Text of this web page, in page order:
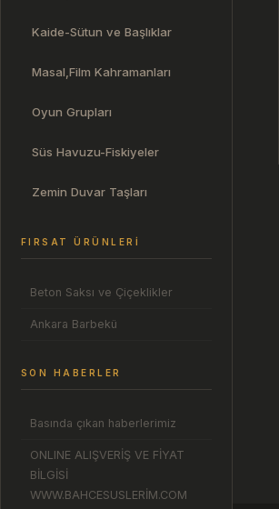
Kaide-Sütun ve Başlıklar
Masal,Film Kahramanları
Oyun Grupları
Süs Havuzu-Fiskiyeler
Zemin Duvar Taşları
FIRSAT ÜRÜNLERI
Beton Saksı ve Çiçeklikler
Ankara Barbekü
SON HABERLER
Basında çıkan haberlerimiz
ONLINE ALIŞVERİŞ VE FİYAT
BİLGİSİ
WWW.BAHCESUSLERİM.COM